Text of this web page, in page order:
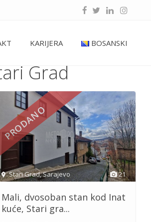
KARIJERA BOSANSKI
Grad
21
Stari Grad,Sarajevo
PRODANO
Mali, dvosoban stan kod Inat
kuće, Stari gra...